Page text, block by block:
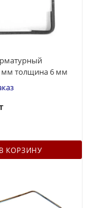
мм толщина 6 мм
В КОРЗИНУ